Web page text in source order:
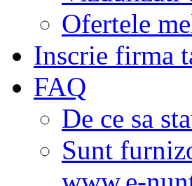
Ofertele
Inscrie firma
FAQ
De ce sa
Sunt